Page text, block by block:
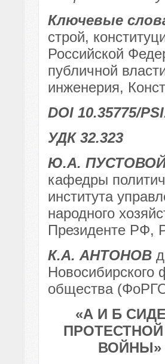
Ключевые
строй,
Российской
публичной
инженерия,
DOI 10.35775/
УДК 32.323
Ю.А.
кафедры
института
народного
Президенте РФ,
К.А. АНТОНОВ
Новосибирского
общества
«А И Б
ВОЙНЫ»